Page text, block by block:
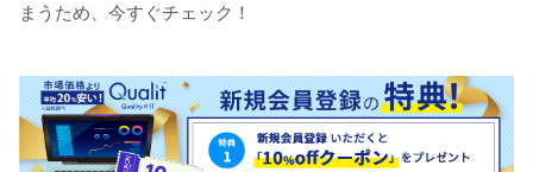
まうため、今すぐチェック！